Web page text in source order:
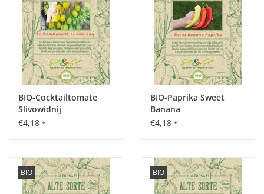
Hoher Wärmebedarf, Freilandanbau aber gedeckter Anbau
sinnvoll. Nährstoffbedarf mittel-hoch. An windigen und gut
nährstoffversorgten Standorten kann ein abstützen der
Pflanze sinnvoll sein.
Ernte / Blüte:
Erstreckt sich von Juli - November.
Verwendung:
Universalgenie in der Küche. Vielseitigste Anwendung. Roh
zum Knabbern oder in Kochtopf, Grill, Pfanne oder Backofen.
BIO-Cocktailtomate
Slivowidnij
€4,18 *
BIO-Paprika Sweet
Banana
€4,18 *
BIO BIO